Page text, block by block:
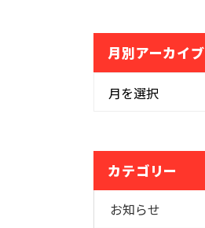
月別アーカイブ
月を選択
カテゴリー
お知らせ